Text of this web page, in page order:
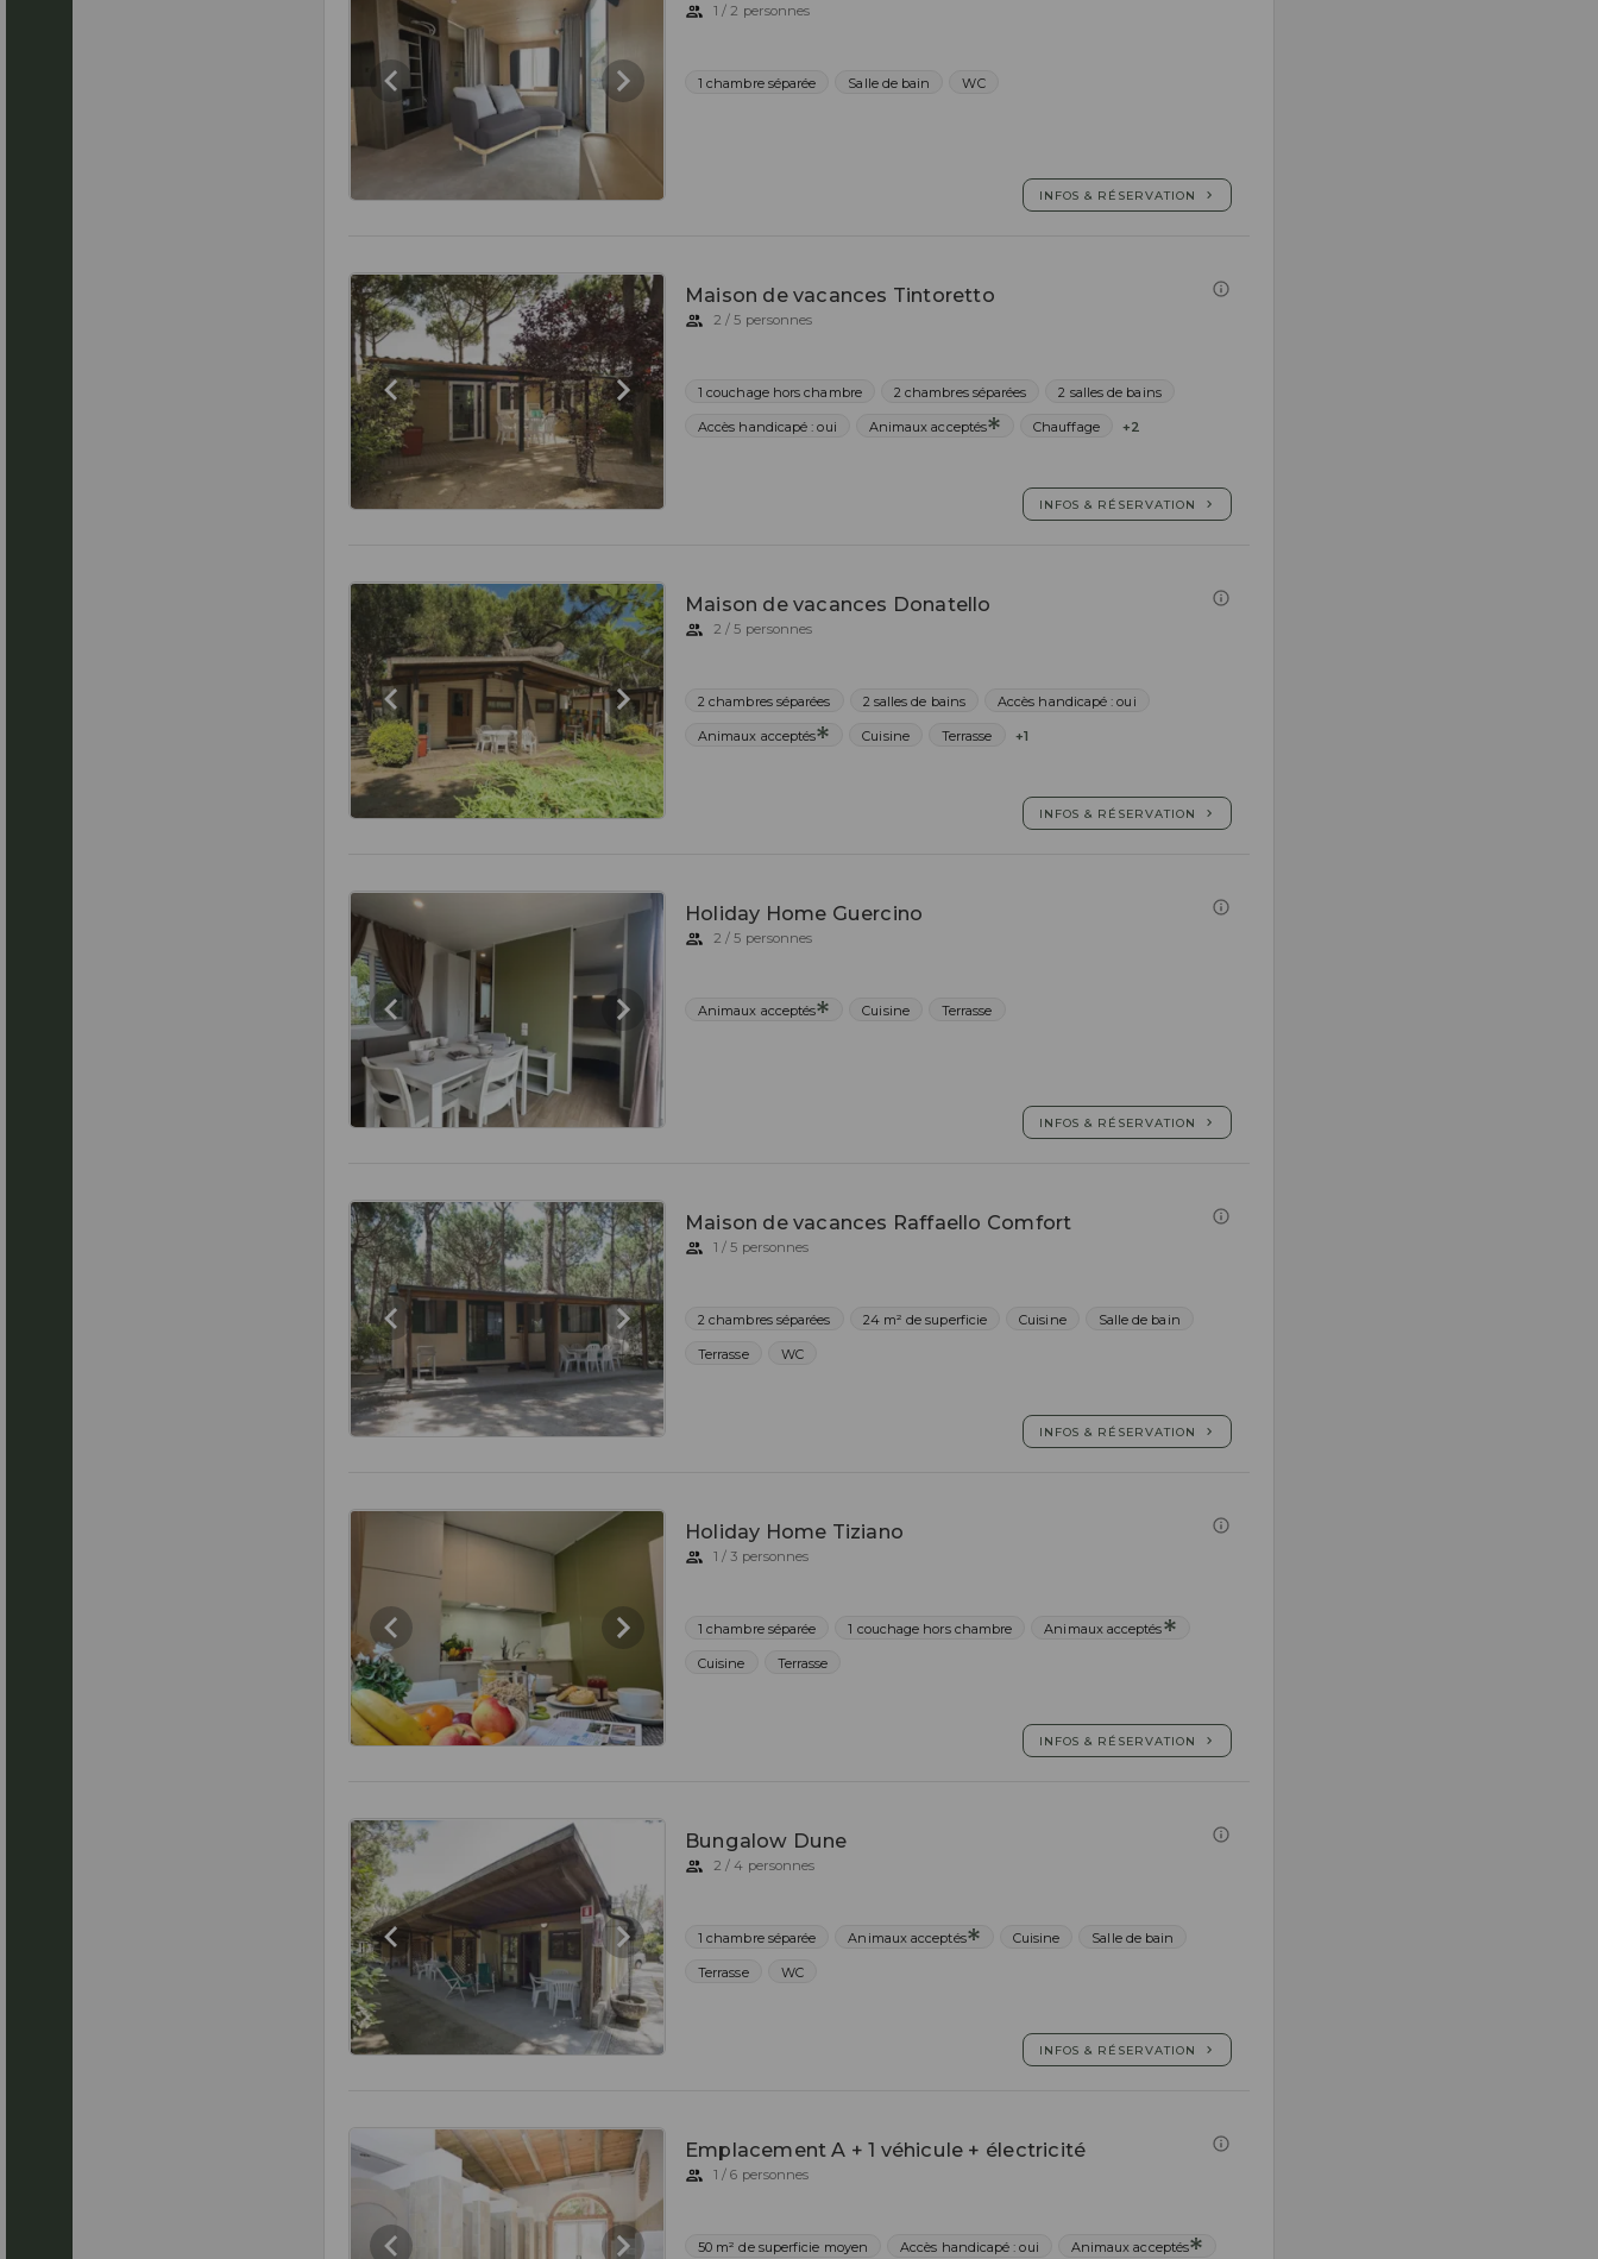
1 / 2 personnes
1 chambre séparée Salle de bain WC
INFOS & RÉSERVATION
Maison de vacances Tintoretto
2 / 5 personnes
1 couchage hors chambre 2 chambres séparées 2 salles de bains
Accès handicapé : oui Animaux acceptés Chauffage +2
INFOS & RÉSERVATION
Maison de vacances Donatello
2 / 5 personnes
2 chambres séparées 2 salles de bains Accès handicapé : oui
Animaux acceptés Cuisine Terrasse +1
INFOS & RÉSERVATION
Holiday Home Guercino
2 / 5 personnes
Animaux acceptés Cuisine Terrasse
INFOS & RÉSERVATION
Maison de vacances Raffaello Comfort
1 / 5 personnes
2 chambres séparées 24 m² de superficie Cuisine Salle de bain
Terrasse WC
INFOS & RÉSERVATION
Holiday Home Tiziano
1 / 3 personnes
1 chambre séparée 1 couchage hors chambre Animaux acceptés
Cuisine Terrasse
INFOS & RÉSERVATION
Bungalow Dune
2 / 4 personnes
1 chambre séparée Animaux acceptés Cuisine Salle de bain
Terrasse WC
INFOS & RÉSERVATION
Emplacement A + 1 véhicule + électricité
1 / 6 personnes
50 m² de superficie moyen Accès handicapé : oui Animaux acceptés